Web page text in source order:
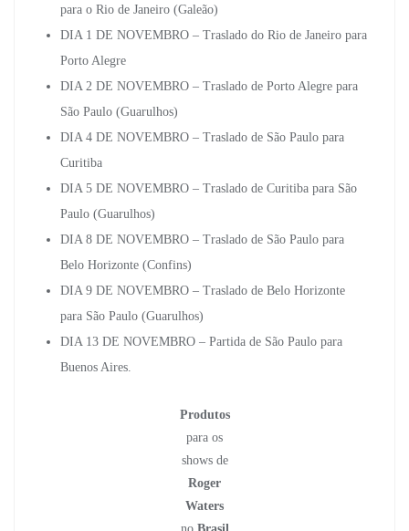
para o Rio de Janeiro (Galeão)
DIA 1 DE NOVEMBRO – Traslado do Rio de Janeiro para
Porto Alegre
DIA 2 DE NOVEMBRO – Traslado de Porto Alegre para
São Paulo (Guarulhos)
DIA 4 DE NOVEMBRO – Traslado de São Paulo para
Curitiba
DIA 5 DE NOVEMBRO – Traslado de Curitiba para São
Paulo (Guarulhos)
DIA 8 DE NOVEMBRO – Traslado de São Paulo para
Belo Horizonte (Confins)
DIA 9 DE NOVEMBRO – Traslado de Belo Horizonte
para São Paulo (Guarulhos)
DIA 13 DE NOVEMBRO – Partida de São Paulo para
Buenos Aires.
Produtos
para os
shows de
Roger
Waters